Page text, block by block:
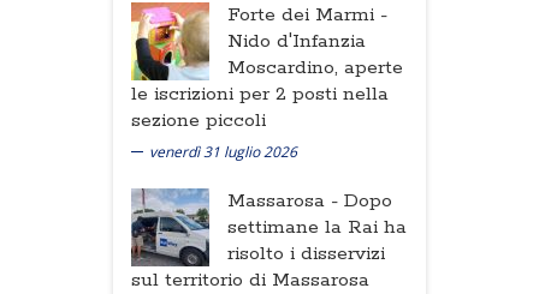
Forte dei Marmi -
Nido d'Infanzia
Moscardino, aperte
le iscrizioni per 2 posti nella
sezione piccoli
venerdì 31 luglio 2026
Massarosa - Dopo
settimane la Rai ha
risolto i disservizi
sul territorio di Massarosa